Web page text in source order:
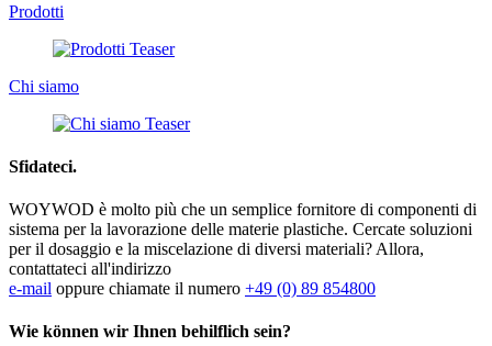
Prodotti
Chi siamo
Sfidateci.
WOYWOD è molto più che un semplice fornitore di componenti di
sistema per la lavorazione delle materie plastiche. Cercate soluzioni
per il dosaggio e la miscelazione di diversi materiali? Allora,
contattateci all'indirizzo
e-mail oppure chiamate il numero +49 (0) 89 854800
Wie können wir Ihnen behilflich sein?